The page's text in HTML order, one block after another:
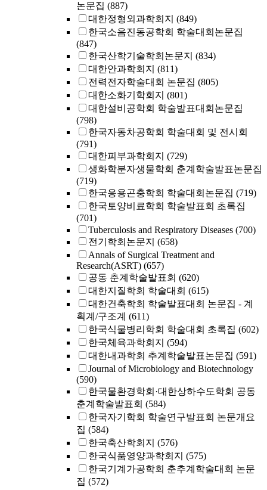
논문집 (887)
대한정형외과학회지 (849)
한국소음진동공학회 학술대회논문집
(847)
한국산학기술학회논문지 (834)
대한안과학회지 (811)
전력전자학술대회 논문집 (805)
대한소화기학회지 (801)
대한설비공학회 학술발표대회논문집
(798)
한국자동차공학회 학술대회 및 전시회
(791)
대한피부과학회지 (729)
생화학분자생물학회 춘계학술발표논문집
(719)
한국응용곤충학회 학술대회논문집 (719)
한국토양비료학회 학술발표회 초록집
(701)
Tuberculosis and Respiratory Diseases (700)
전기학회논문지 (658)
Annals of Surgical Treatment and
Research(ASRT) (657)
공동 춘계학술발표회 (620)
대한지질학회 학술대회 (615)
대한건축학회 학술발표대회 논문집 - 계
획계/구조계 (611)
한국식물병리학회 학술대회 초록집 (602)
한국체육과학회지 (594)
대한내과학회 추계학술발표논문집 (591)
Journal of Microbiology and Biotechnology
(590)
한국물환경학회·대한상하수도학회 공동
춘계학술발표회 (584)
한국자기학회 학술연구발표회 논문개요
집 (584)
한국축산학회지 (576)
한국식품영양과학회지 (575)
한국기계가공학회 춘추계학술대회 논문
집 (572)